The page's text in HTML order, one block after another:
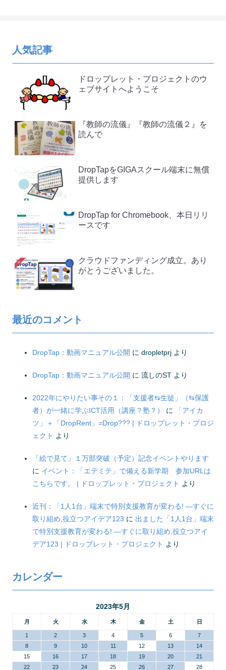
人気記事
ドロップレット・プロジェクトのウ
ェブサイトへようこそ
『教師の流儀』『教師の流儀２』を
読んで
DropTapをGIGAスクール端末に無償
提供します
DropTap for Chromebook、本日リリ
ースです
クラウドファンディング成立。あり
がとうございました。
最近のコメント
DropTap：動画マニュアル公開 に dropletprj より
DropTap：動画マニュアル公開 に 流しのST より
2022年にやりたい事その１：「支援者⇆生徒」（⇆保護
者）が一緒に学ぶICT活用（講座？塾？）
に
「アイカ
ツ」＋「DropRent」=Drop??? | ドロップレット・プロジ
ェクト より
「絵で見て」１万部突破（予定）記念イベントやります
に イベント：「エデミテ」で備える新学期 参加URLは
こちらです。 | ドロップレット・プロジェクト より
近刊：「1人1台」端末で特別支援教育が変わる! ―すぐに
取り組め,役立つアイデア123 に 出ました「1人1台」端末
で特別支援教育が変わる! ―すぐに取り組め,役立つアイ
デア123 | ドロップレット・プロジェクト より
カレンダー
2023年5月
月 火 水 木 金 土 日
1 2 3 4 5 6
7
8
9 10 11 12 13
14
15
16 17 18 19 20
21
22
23 24 25 26 27
28